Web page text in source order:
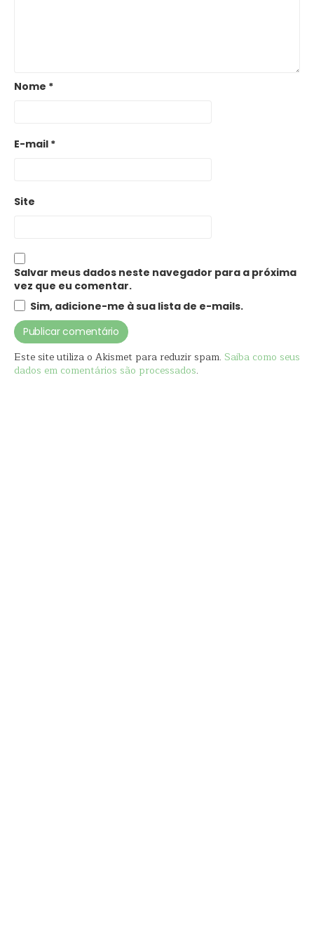
Nome *
E-mail *
Site
Salvar meus dados neste navegador para a próxima
vez que eu comentar.
Sim, adicione-me à sua lista de e-mails.
Este site utiliza o Akismet para reduzir spam. Saiba como seus
dados em comentários são processados.